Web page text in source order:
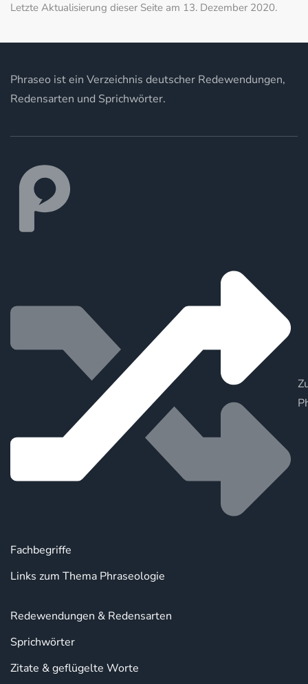
Letzte Aktualisierung dieser Seite am 13. Dezember 2020.
Phraseo ist ein Verzeichnis deutscher Redewendungen,
Redensarten und Sprichwörter.
Fachbegriffe
Links zum Thema Phraseologie
Redewendungen & Redensarten
Sprichwörter
Zitate & geflügelte Worte